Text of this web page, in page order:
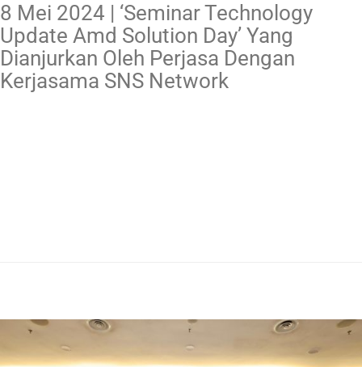
8 Mei 2024 | ‘Seminar Technology
Update Amd Solution Day’ Yang
Dianjurkan Oleh Perjasa Dengan
Kerjasama SNS Network